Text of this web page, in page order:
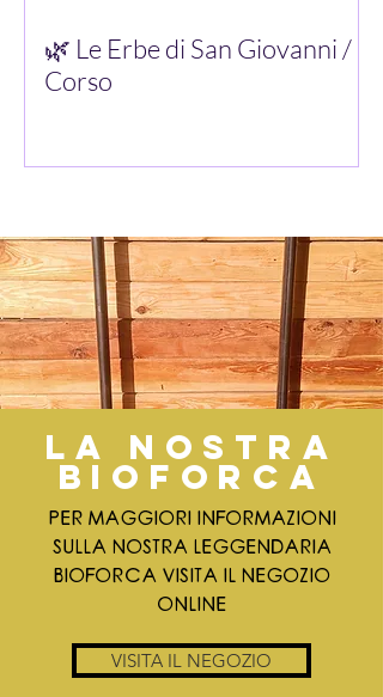
🌿 Le Erbe di San Giovanni /
Corso
LA NOSTRA
BIOFORCA
PER MAGGIORI INFORMAZIONI
SULLA NOSTRA LEGGENDARIA
BIOFORCA VISITA IL NEGOZIO
ONLINE
VISITA IL NEGOZIO